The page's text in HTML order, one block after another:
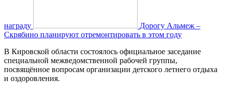
награду
Дорогу Альмеж –
Скрябино планируют отремонтировать в этом году
В Кировской области состоялось официальное заседание
специальной межведомственной рабочей группы,
посвящённое вопросам организации детского летнего отдыха
и оздоровления.